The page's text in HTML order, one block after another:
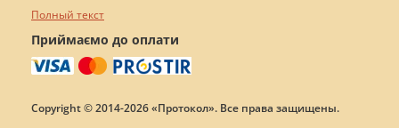
Полный текст
Приймаємо до оплати
Copyright © 2014-2026 «Протокол». Все права защищены.